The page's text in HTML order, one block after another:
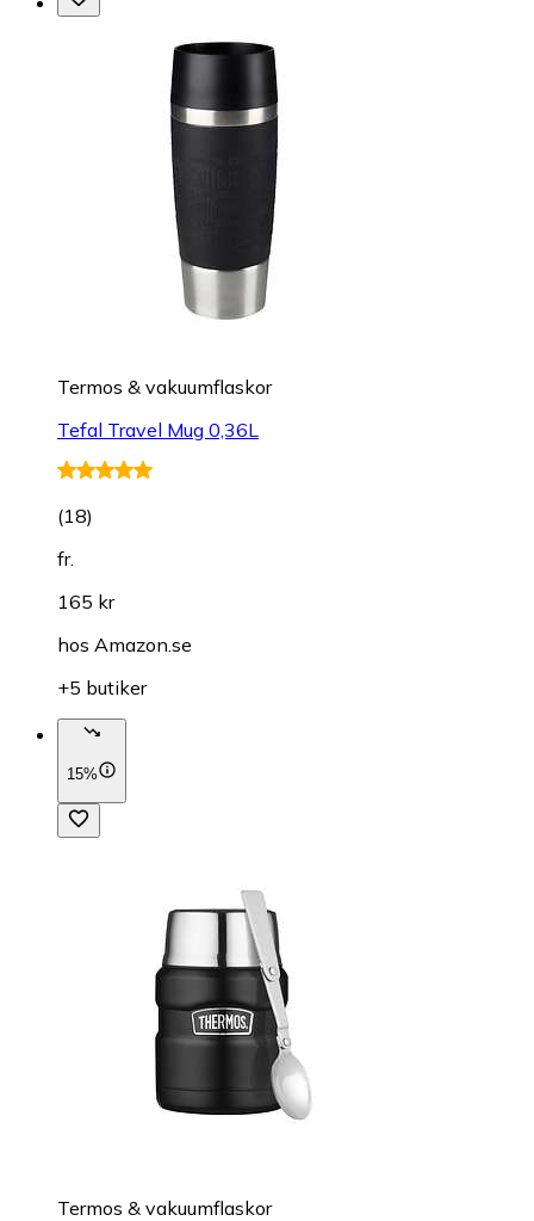
Termos & vakuumflaskor
Tefal Travel Mug 0,36L
(18)
fr.
165 kr
hos Amazon.se
+5 butiker
15%
Termos & vakuumflaskor